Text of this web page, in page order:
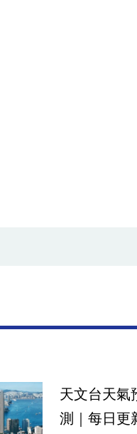
天文台天氣
測｜每日更